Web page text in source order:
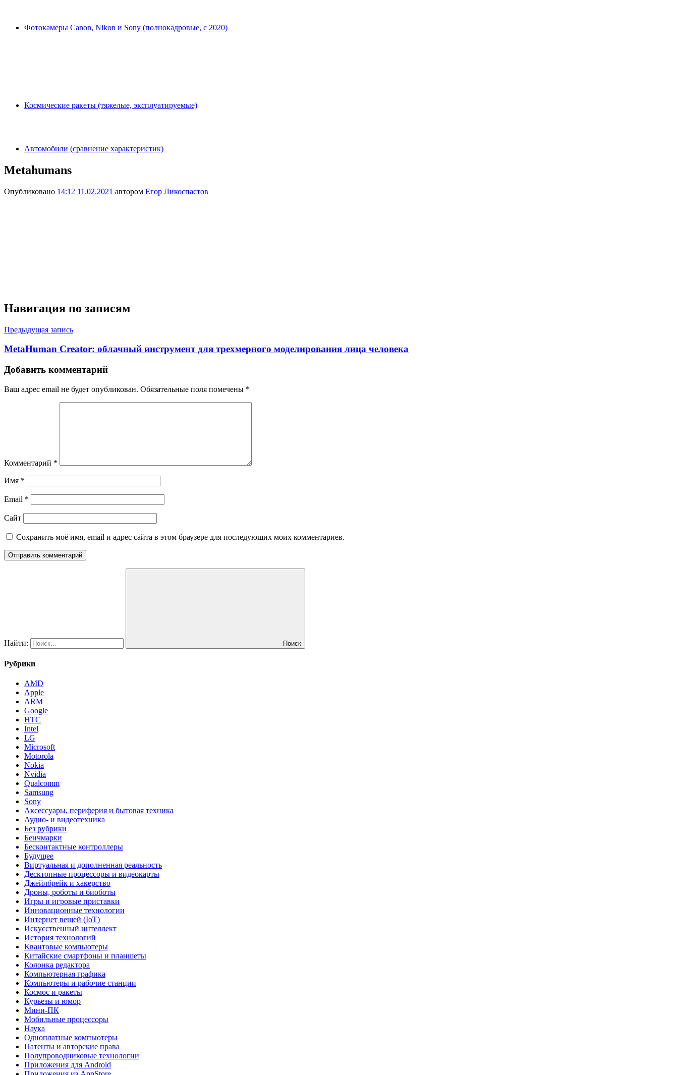
Фотокамеры Canon, Nikon и Sony (полнокадровые, с 2020)
Космические ракеты (тяжелые, эксплуатируемые)
Автомобили (сравнение характеристик)
Metahumans
Опубликовано 14:12 11.02.2021 автором Егор Ликоспастов
Навигация по записям
Предыдущая запись
MetaHuman Creator: облачный инструмент для трехмерного моделирования лица человека
Добавить комментарий
Ваш адрес email не будет опубликован. Обязательные поля помечены *
Комментарий *
Имя *
Email *
Сайт
Сохранить моё имя, email и адрес сайта в этом браузере для последующих моих комментариев.
Найти: Поиск
Рубрики
AMD
Apple
ARM
Google
HTC
Intel
LG
Microsoft
Motorola
Nokia
Nvidia
Qualcomm
Samsung
Sony
Аксессуары, периферия и бытовая техника
Аудио- и видеотехника
Без рубрики
Бенчмарки
Бесконтактные контроллеры
Будущее
Виртуальная и дополненная реальность
Десктопные процессоры и видеокарты
Джейлбрейк и хакерство
Дроны, роботы и биоботы
Игры и игровые приставки
Инновационные технологии
Интернет вещей (IoT)
Искусственный интеллект
История технологий
Квантовые компьютеры
Китайские смартфоны и планшеты
Колонка редактора
Компьютерная графика
Компьютеры и рабочие станции
Космос и ракеты
Курьезы и юмор
Мини-ПК
Мобильные процессоры
Наука
Одноплатные компьютеры
Патенты и авторские права
Полупроводниковые технологии
Приложения для Android